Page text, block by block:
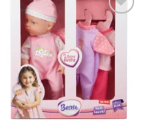
Sačuvaj
proizvod